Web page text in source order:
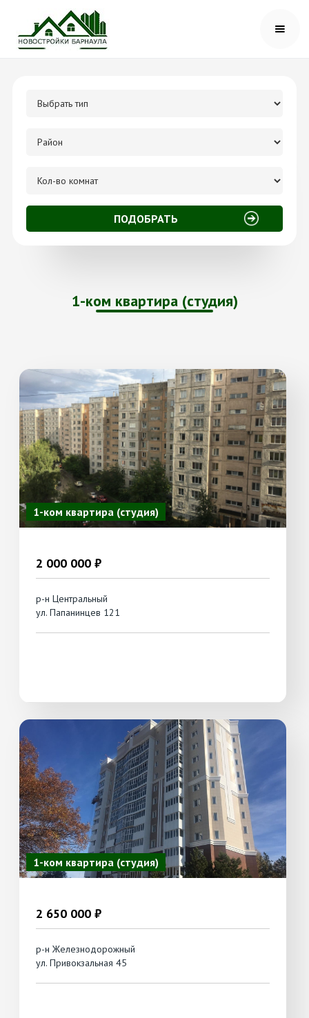
1-ком квартира (студия)
1-ком квартира (студия)
2 000 000 ₽
р-н Центральный
ул. Папанинцев 121
1-ком квартира (студия)
2 650 000 ₽
р-н Железнодорожный
ул. Привокзальная 45